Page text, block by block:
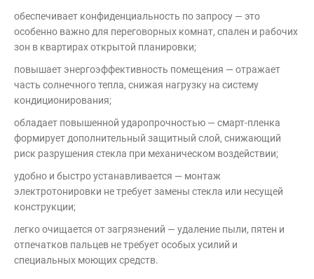
обеспечивает конфиденциальность по запросу — это
особенно важно для переговорных комнат, спален и рабочих
зон в квартирах открытой планировки;
повышает энергоэффективность помещения — отражает
часть солнечного тепла, снижая нагрузку на систему
кондиционирования;
обладает повышенной ударопрочностью — смарт-пленка
формирует дополнительный защитный слой, снижающий
риск разрушения стекла при механическом воздействии;
удобно и быстро устанавливается — монтаж
электротонировки не требует замены стекла или несущей
конструкции;
легко очищается от загрязнений — удаление пыли, пятен и
отпечатков пальцев не требует особых усилий и
специальных моющих средств.